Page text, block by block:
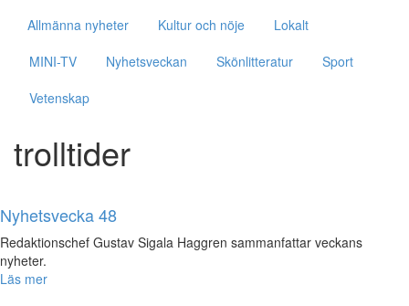
Allmänna nyheter
Kultur och nöje
Lokalt
MINI-TV
Nyhetsveckan Skönlitteratur
Sport
Vetenskap
trolltider
Nyhetsvecka 48
Redaktionschef Gustav Sigala Haggren sammanfattar veckans
nyheter.
Läs mer
Dessa kakor
välja bort. De
behövs för
taget ska
fungera.